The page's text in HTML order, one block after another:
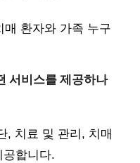
매 환자와 가족 누구
서비스를 제공하나
, 치료 및 관리, 치매
합니다.